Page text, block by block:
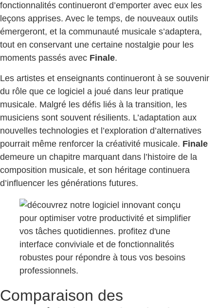
fonctionnalités continueront d’emporter avec eux les
leçons apprises. Avec le temps, de nouveaux outils
émergeront, et la communauté musicale s’adaptera,
tout en conservant une certaine nostalgie pour les
moments passés avec Finale.
Les artistes et enseignants continueront à se souvenir
du rôle que ce logiciel a joué dans leur pratique
musicale. Malgré les défis liés à la transition, les
musiciens sont souvent résilients. L’adaptation aux
nouvelles technologies et l’exploration d’alternatives
pourrait même renforcer la créativité musicale. Finale
demeure un chapitre marquant dans l’histoire de la
composition musicale, et son héritage continuera
d’influencer les générations futures.
Comparaison des